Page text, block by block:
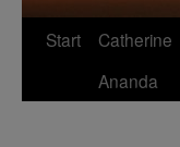
Start
Catherine
Ananda